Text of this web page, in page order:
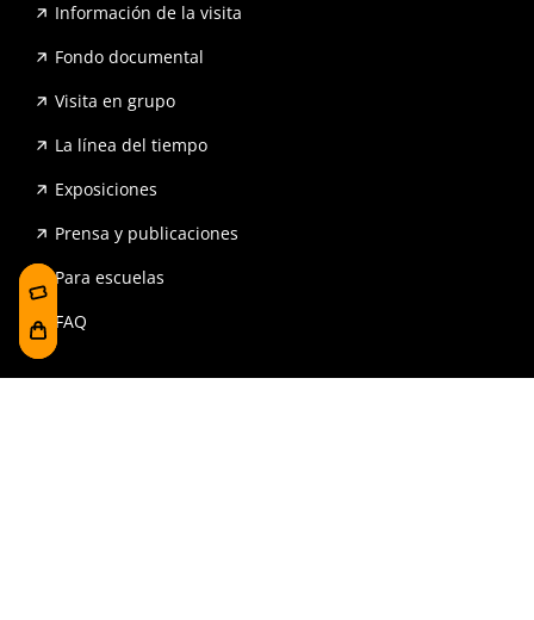
Información de la visita
Fondo documental
Visita en grupo
La línea del tiempo
Exposiciones
Prensa y publicaciones
Para escuelas
FAQ